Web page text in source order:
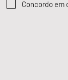
Concordo em